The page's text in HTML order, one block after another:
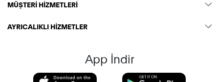
MÜŞTERİ HİZMETLERİ
AYRICALIKLI HİZMETLER
App İndir